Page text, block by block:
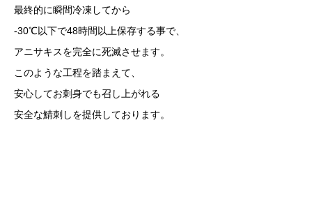
最終的に瞬間冷凍してから
-30℃以下で48時間以上保存する事で、
アニサキスを完全に死滅させます。
このような工程を踏まえて、
安心してお刺身でも召し上がれる
安全な鯖刺しを提供しております。